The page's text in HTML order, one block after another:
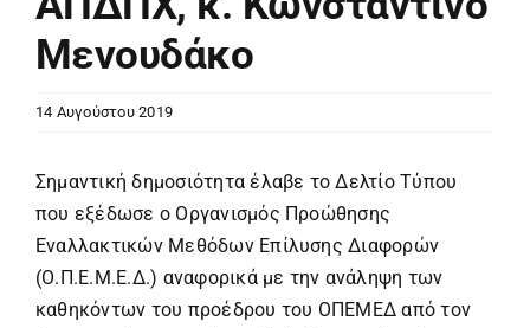
Μενουδάκο
14 Αυγούστου 2019
Σημαντική δημοσιότητα έλαβε το Δελτίο Τύπου
που εξέδωσε ο Οργανισμός Προώθησης
Εναλλακτικών Μεθόδων Επίλυσης Διαφορών
(Ο.Π.Ε.Μ.Ε.Δ.) αναφορικά με την ανάληψη των
καθηκόντων του προέδρου του ΟΠΕΜΕΔ από τον